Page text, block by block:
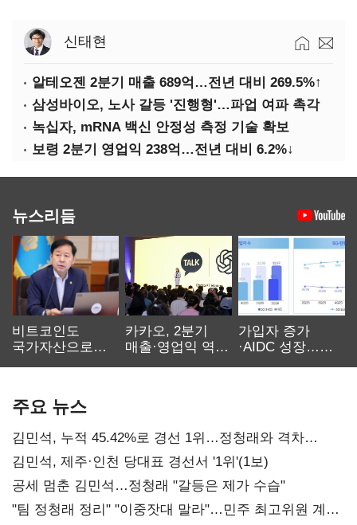
신태현
알테오젠 2분기 매출 689억…전년 대비 269.5%↑
삼성바이오, 노사 갈등 '진행형'…파업 여파 촉각
녹십자, mRNA 백신 안정성 측정 기술 확보
보령 2분기 영업익 238억…전년 대비 6.2%↓
뉴스리듬
비트코인도
국가자산으로…'
카카오, 2분기
매출·영업익 역대
가입자 증가
·AIDC 성장…
주요 뉴스
김민석, 누적 45.42%로 경선 1위…정청래와 격차
0.86%p(2보)
김민석, 제주·인천 당대표 경선서 '1위'(1보)
공세 멈춘 김민석…정청래 "갈등은 제가 수습"
"팀 정청래 정리" "이중잣대 말라"…민주 최고위원 계파